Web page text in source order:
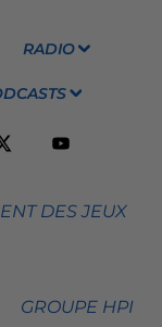
RADIO
DES JEUX
GROUPE HPI